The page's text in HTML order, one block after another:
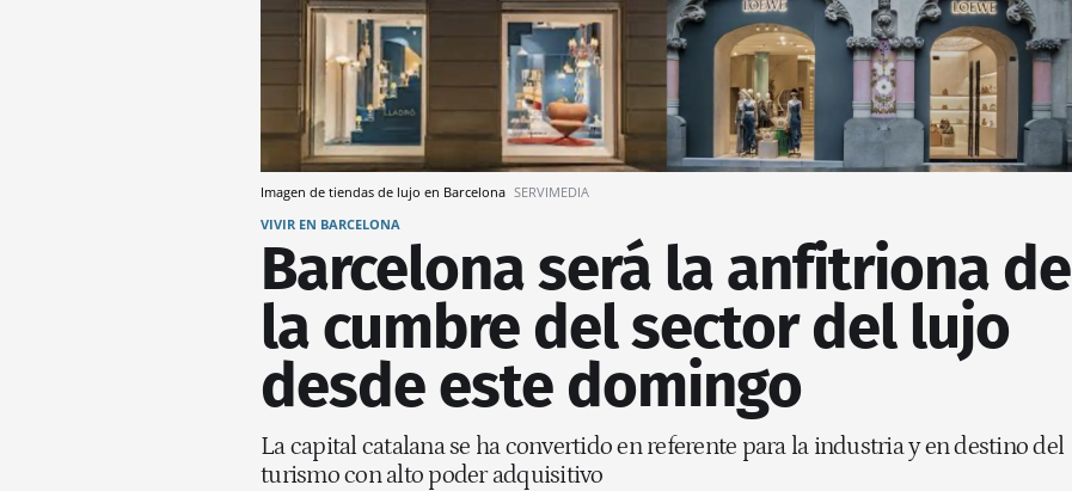
Imagen de tiendas de lujo en Barcelona SERVIMEDIA
VIVIR EN BARCELONA
Barcelona será la anfitriona de
la cumbre del sector del lujo
desde este domingo
La capital catalana se ha convertido en referente para la industria y en destino del
turismo con alto poder adquisitivo